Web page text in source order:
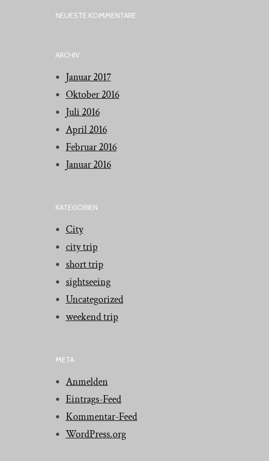
NEUESTE KOMMENTARE
ARCHIV
Januar 2017
Oktober 2016
Juli 2016
April 2016
Februar 2016
Januar 2016
KATEGORIEN
City
city trip
short trip
sightseeing
Uncategorized
weekend trip
META
Anmelden
Eintrags-Feed
Kommentar-Feed
WordPress.org